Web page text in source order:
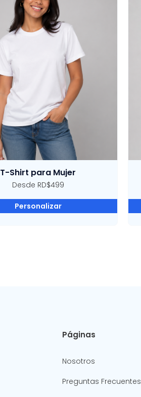
T-Shirt para Mujer
Desde RD$499
Personalizar
Páginas
Nosotros
Preguntas Frecuentes